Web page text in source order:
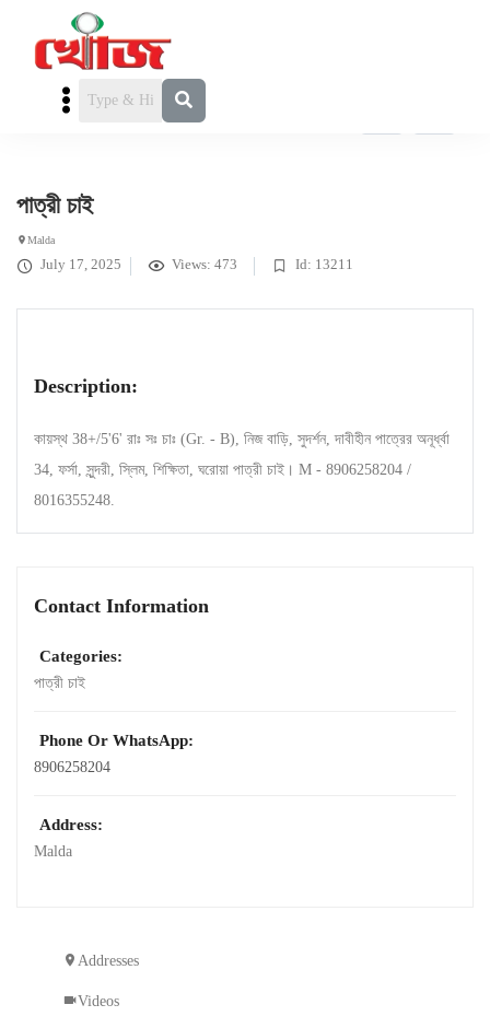
পাত্রী চাই
Malda
July 17, 2025 Views: 473 Id: 13211
Description:
কায়স্থ 38+/5'6' রাঃ সঃ চাঃ (Gr. - B), নিজ বাড়ি, সুদর্শন, দাবীহীন পাত্রের অনূর্ধ্বা
34, ফর্সা, সুন্দরী, স্লিম, শিক্ষিতা, ঘরোয়া পাত্রী চাই। M - 8906258204 /
8016355248.
Contact Information
Categories:
পাত্রী চাই
Phone Or WhatsApp:
8906258204
Address:
Malda
Addresses
Videos